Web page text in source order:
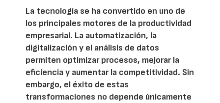
La tecnología se ha convertido en uno de
los principales motores de la productividad
empresarial. La automatización, la
digitalización y el análisis de datos
permiten optimizar procesos, mejorar la
eficiencia y aumentar la competitividad. Sin
embargo, el éxito de estas
transformaciones no depende únicamente